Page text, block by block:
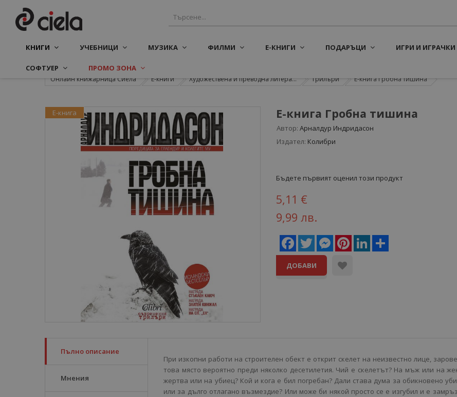
КНИГИ УЧЕБНИЦИ МУЗИКА ФИЛМИ Е-КНИГИ ПОДАРЪЦИ ИГРИ И ИГРАЧКИ
СОФТУЕР ПРОМО ЗОНА
Онлайн книжарница Сиела Е-книги Художествена и преводна литера... Трилъри Е-книга Гробна тишина
Е-книга Гробна тишина
Автор: Арналдур Индридасон
Издател: Колибри
Бъдете първият оценил този продукт
5,11 €
9,99 лв.
Facebook
Twitter MessengerPinterestLinkedIn
ДОБАВИ
Е-книга
Пълно описание
Мнения
При изкопни работи на строителен обект е открит скелет на неизвестно лице,
това място вероятно преди няколко десетилетия. Чий е скелетът? На мъж или на
жертва или на убиец? Кой и кога е бил погребан? Дали става дума за обикновено
или за дълго отлагано възмездие? Или може би някой просто се е изгубил и е